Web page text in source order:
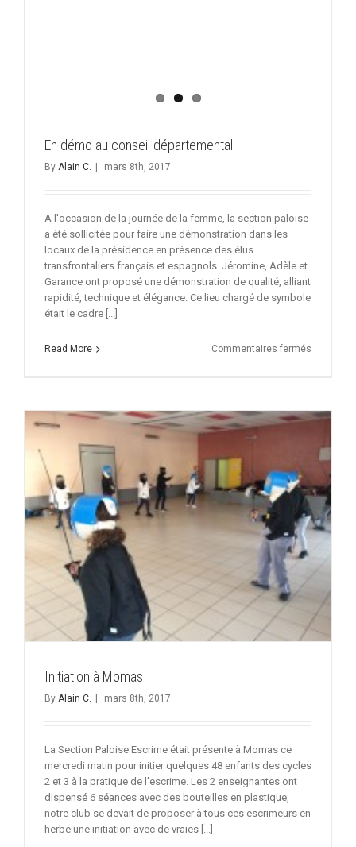
En démo au conseil départemental
By Alain C. mars 8th, 2017
A l'occasion de la journée de la femme, la section paloise
a été sollicitée pour faire une démonstration dans les
locaux de la présidence en présence des élus
transfrontaliers français et espagnols. Jéromine, Adèle et
Garance ont proposé une démonstration de qualité, alliant
rapidité, technique et élégance. Ce lieu chargé de symbole
était le cadre [...]
Read More Commentaires fermés
Initiation à Momas
By Alain C. | mars 8th, 2017
La Section Paloise Escrime était présente à Momas ce
mercredi matin pour initier quelques 48 enfants des cycles
2 et 3 à la pratique de l'escrime. Les 2 enseignantes ont
dispensé 6 séances avec des bouteilles en plastique,
notre club se devait de proposer à tous ces escrimeurs en
herbe une initiation avec de vraies [...]